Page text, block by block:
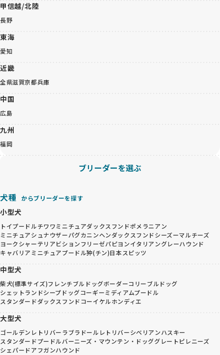
甲信越/北陸
長野
東海
愛知
近畿
全県滋賀京都兵庫
中国
広島
九州
福岡
ブリーダーを選ぶ
犬種 からブリーダーを探す
小型犬
トイプードルチワワミニチュアダックスフンドポメラニアン
ミニチュアシュナウザーパグカニンヘンダックスフンドシーズーマルチーズ
ヨークシャーテリアビションフリーゼパピヨンイタリアングレーハウンド
キャバリア ミニチュアプードル狆(チン)日本スピッツ
中型犬
柴犬(標準サイズ)フレンチブルドッグボーダーコリーブルドッグ
シェットランドシープドッグコーギーミディアムプードル
スタンダードダックスフンドコーイケルホンディエ
大型犬
ゴールデンレトリバー ラブラドールレトリバーシベリアンハスキー
スタンダードプードルバーニーズ・マウンテン・ドッググレートピレニーズ
シェパードアフガンハウンド